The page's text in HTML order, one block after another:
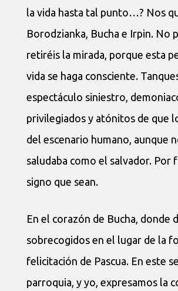
la vida hasta tal punto…? Nos
Borodzianka, Bucha e Irpin. No
retiréis la mirada, porque esta
vida se haga consciente.
espectáculo siniestro,
privilegiados y atónitos de que
del escenario humano, aunque
saludaba como el salvador.
signo que sean.
En el corazón de Bucha, donde
sobrecogidos en el lugar de la
felicitación de Pascua. En este
parroquia, y yo, expresamos la